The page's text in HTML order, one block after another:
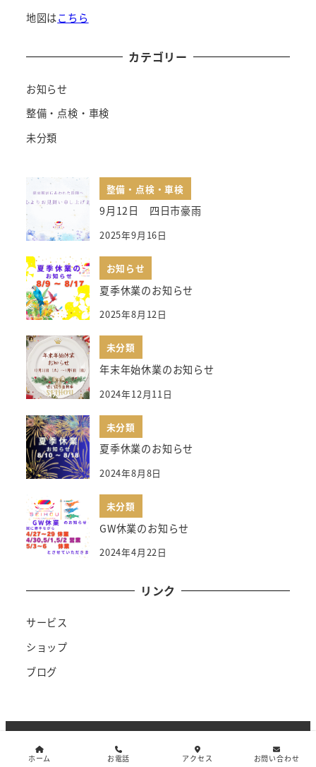
地図はこちら
カテゴリー
お知らせ
整備・点検・車検
未分類
整備・点検・車検
9月12日 四日市豪雨
2025年9月16日
お知らせ
夏季休業のお知らせ
2025年8月12日
未分類
年末年始休業のお知らせ
2024年12月11日
未分類
夏季休業のお知らせ
2024年8月8日
未分類
GW休業のお知らせ
2024年4月22日
リンク
サービス
ショップ
ブログ
©Copyright2019 せいほう自動車
Reserved.
ホーム お電話 アクセス お問い合わせ